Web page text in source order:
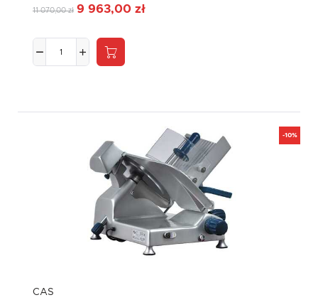
11 070,00 zł 9 963,00 zł
-10%
CAS